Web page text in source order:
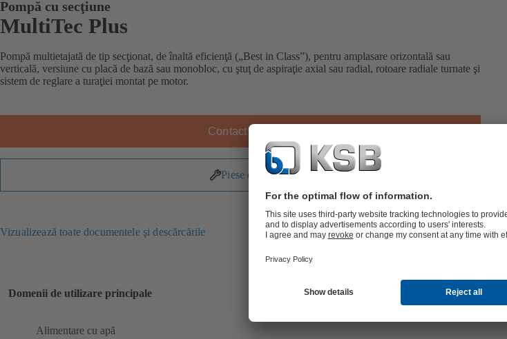
Pompă cu secţiune
MultiTec Plus
Pompă multietajată de tip secţionat, de înaltă eficienţă („Best in Class”), pentru amplasare orizontală sau
verticală, versiune cu placă de bază sau monobloc, cu ştuţ de aspiraţie axial sau radial, rotoare radiale turnate şi
sistem de reglare a turaţiei montat pe motor.
Contact KSB
Piese de schimb
Vizualizează toate documentele şi descărcările
Domenii de utilizare principale
Alimentare cu apă